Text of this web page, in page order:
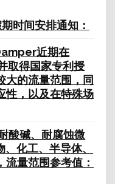
时间安排通知：
近期在
取得国家专利授
大的流量范围，同
性，以及在特殊场
酸碱、耐腐蚀微
化工、半导体、
量范围参考值：